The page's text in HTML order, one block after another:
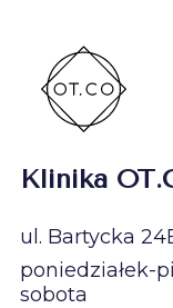
Klinika
ul. Bartycka
poniedziałek-
sobota